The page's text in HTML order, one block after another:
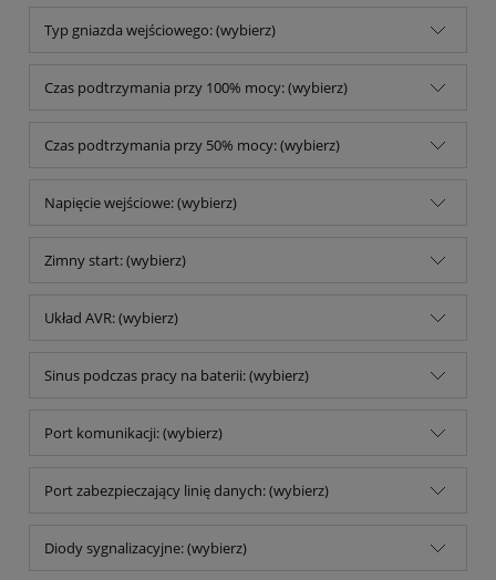
Typ gniazda wejściowego: (wybierz)
Czas podtrzymania przy 100% mocy: (wybierz)
Czas podtrzymania przy 50% mocy: (wybierz)
Napięcie wejściowe: (wybierz)
Zimny start: (wybierz)
Układ AVR: (wybierz)
Sinus podczas pracy na baterii: (wybierz)
Port komunikacji: (wybierz)
Port zabezpieczający linię danych: (wybierz)
Diody sygnalizacyjne: (wybierz)